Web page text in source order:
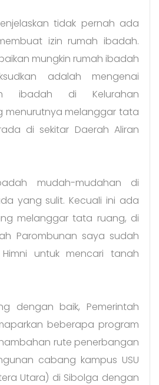
tidak pernah ada
izin rumah ibadah.
mungkin rumah ibadah
adalah mengenai
ibadah di Kelurahan
menurutnya melanggar tata
di sekitar Daerah Aliran
mudah-mudahan di
yang sulit. Kecuali ini ada
melanggar tata ruang, di
Parombunan saya sudah
untuk mencari tanah
dengan baik, Pemerintah
beberapa program
rute penerbangan
cabang kampus USU
Utara) di Sibolga dengan